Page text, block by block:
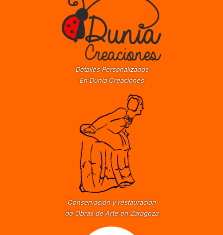
Detalles Personalizados
En Dunia Creaciones
Conservación y restauración
de Obras de Arte en Zaragoza